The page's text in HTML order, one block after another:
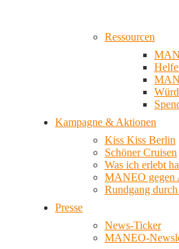
Ressourcen
Kampagne & Aktionen
Kiss Kiss Berlin
Schöner Cruisen
Was ich erlebt
MANEO gegen
Rundgang
Presse
News-Ticker
MANEO-